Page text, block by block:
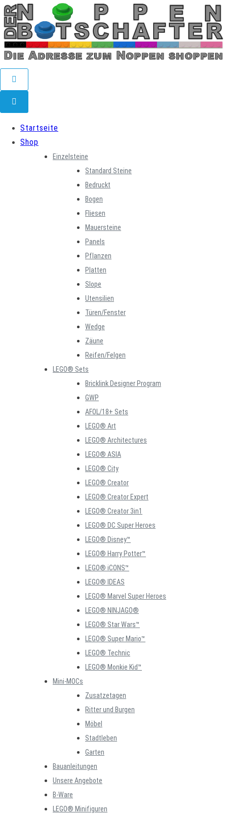
Skip
to
content
Startseite
Shop
Einzelsteine
Standard Steine
Bedruckt
Bogen
Fliesen
Mauersteine
Panels
Pflanzen
Platten
Slope
Utensilien
Türen/Fenster
Wedge
Zäune
Reifen/Felgen
LEGO® Sets
Bricklink Designer Program
GWP
AFOL/18+ Sets
LEGO® Art
LEGO® Architectures
LEGO® ASIA
LEGO® City
LEGO® Creator
LEGO® Creator Expert
LEGO® Creator 3in1
LEGO® DC Super Heroes
LEGO® Disney™
LEGO® Harry Potter™
LEGO® iCONS™
LEGO® IDEAS
LEGO® Marvel Super Heroes
LEGO® NINJAGO®
LEGO® Star Wars™
LEGO® Super Mario™
LEGO® Technic
LEGO® Monkie Kid™
Mini-MOCs
Zusatzetagen
Ritter und Burgen
Möbel
Stadtleben
Garten
Bauanleitungen
Unsere Angebote
B-Ware
LEGO® Minifiguren